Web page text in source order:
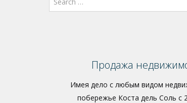
Продажа
Имея дело с любым видом
побережье Коста дель Соль с